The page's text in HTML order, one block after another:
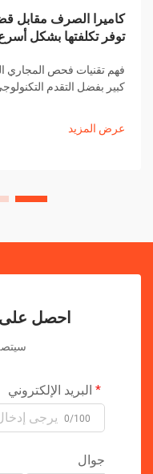
كاميرا الصرف مقابل
توفر تكلفتها بشكل
فهم تقنيات فحص المجاري
كبير بفضل التقدم
عرض المزيد
احصل
البريد الإلكتروني
0/100
جوال